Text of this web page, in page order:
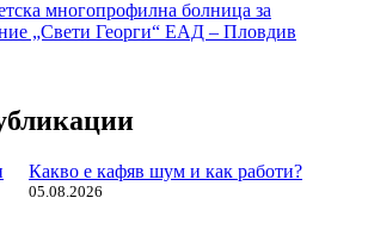
Какво е кафяв шум и как работи?
05.08.2026